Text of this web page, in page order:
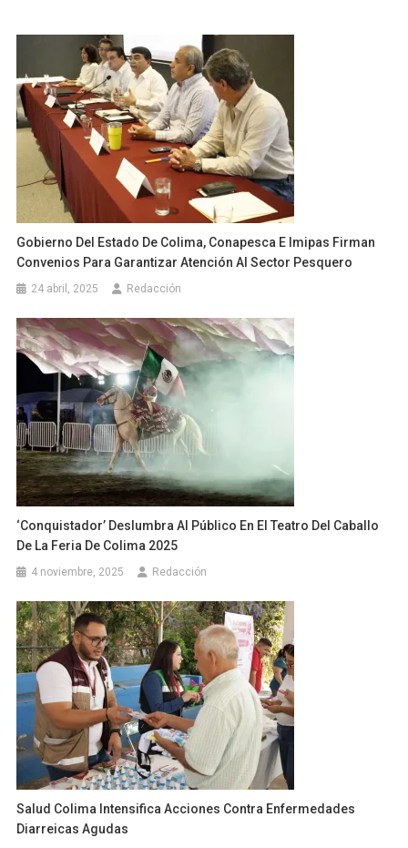
Gobierno Del Estado De Colima, Conapesca E Imipas Firman
Convenios Para Garantizar Atención Al Sector Pesquero
24 abril, 2025 Redacción
‘Conquistador’ Deslumbra Al Público En El Teatro Del Caballo
De La Feria De Colima 2025
4 noviembre, 2025 Redacción
Salud Colima Intensifica Acciones Contra Enfermedades
Diarreicas Agudas